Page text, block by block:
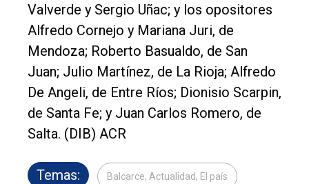
Valverde y Sergio Uñac; y los opositores
Alfredo Cornejo y Mariana Juri, de
Mendoza; Roberto Basualdo, de San
Juan; Julio Martínez, de La Rioja; Alfredo
De Angeli, de Entre Ríos; Dionisio Scarpin,
de Santa Fe; y Juan Carlos Romero, de
Salta. (DIB) ACR
Temas: Balcarce, Actualidad, El país